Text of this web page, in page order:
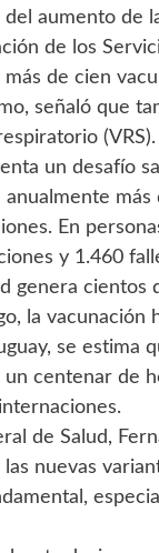
aumento de
de los
de cien
señaló que
(VRS).
un desafío
En
y 1.460
genera cientos
la
se estima
centenar de
de Salud,
nuevas